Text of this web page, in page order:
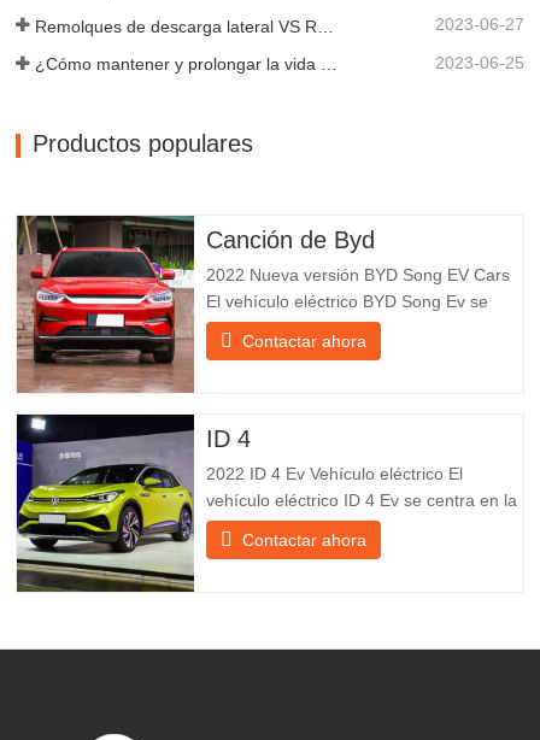
2023-06-27
2023-06-25
Productos populares
Canción de Byd
2022 Nueva versión BYD Song EV Cars
El vehículo eléctrico BYD Song Ev se
centra en la experiencia del cliente y el
desarrollo de productos para satisfacer la
populares. BYD Song Ev Electric Vehicle
Contactar ahora
ID 4
2022 ID 4 Ev Vehículo eléctrico El
vehículo eléctrico ID 4 Ev se centra en la
experiencia del cliente y el desarrollo de
productos para satisfacer la demanda del
Contactar ahora